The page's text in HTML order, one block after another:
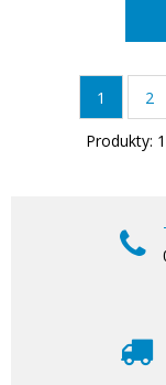
1 2
Produkty: 1